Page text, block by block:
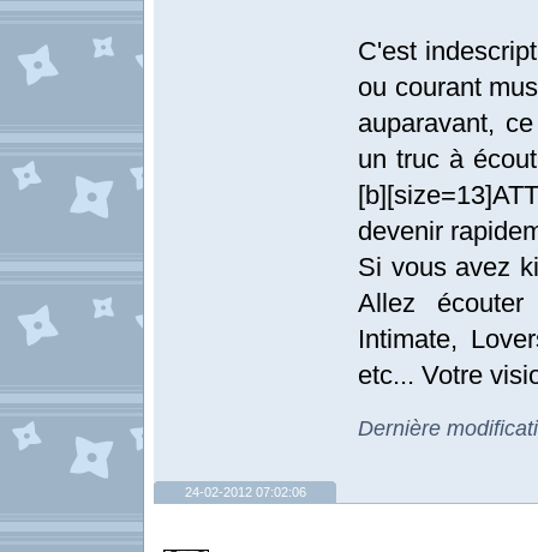
C'est
ou courant
auparavant,
un truc à
devenir
Si vous avez
Allez
Intimate,
etc... Votre
Dernière
24-02-2012 07:02:06